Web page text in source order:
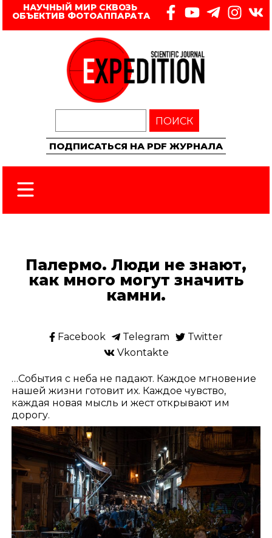
НАУЧНЫЙ МИР СКВОЗЬ
ОБЪЕКТИВ ФОТОАППАРАТА
ПОИСК
ПОДПИСАТЬСЯ НА PDF ЖУРНАЛА
Палермо. Люди не знают,
как много могут значить
камни.
Facebook Telegram
Twitter
Vkontakte
…События с неба не падают. Каждое мгновение
нашей жизни готовит их. Каждое чувство,
каждая новая мысль и жест открывают им
дорогу.